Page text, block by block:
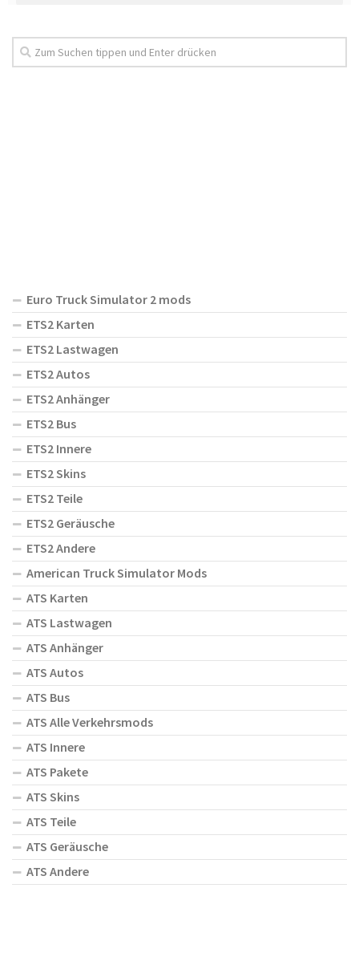
Euro Truck Simulator 2 mods
ETS2 Karten
ETS2 Lastwagen
ETS2 Autos
ETS2 Anhänger
ETS2 Bus
ETS2 Innere
ETS2 Skins
ETS2 Teile
ETS2 Geräusche
ETS2 Andere
American Truck Simulator Mods
ATS Karten
ATS Lastwagen
ATS Anhänger
ATS Autos
ATS Bus
ATS Alle Verkehrsmods
ATS Innere
ATS Pakete
ATS Skins
ATS Teile
ATS Geräusche
ATS Andere